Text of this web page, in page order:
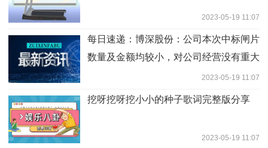
2023-05-19 11:07
每日速递：博深股份：公司本次中标闸片
数量及金额均较小，对公司经营没有重大
2023-05-19 11:07
挖呀挖呀挖小小的种子歌词完整版分享
2023-05-19 11:07